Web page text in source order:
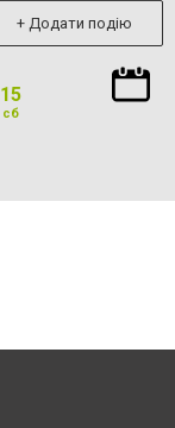
+ Додати подію
15
сб